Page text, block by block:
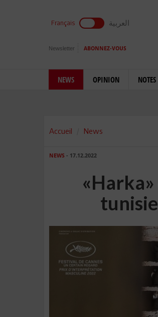
Français العربية
Newsletter ABONNEZ-VOUS
NEWS OPINION
Accueil News
NEWS - 17.12.2022